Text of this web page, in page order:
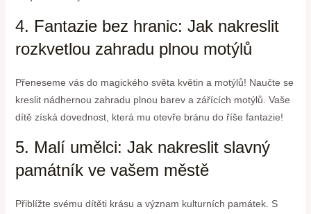
4. Fantazie bez hranic: Jak nakreslit
rozkvetlou zahradu plnou motýlů
Přeneseme vás do magického světa květin a motýlů! Naučte se
kreslit nádhernou zahradu plnou barev a zářících motýlů. Vaše
dítě získá dovednost, která mu otevře bránu do říše fantazie!
5. Malí umělci: Jak nakreslit slavný
památník ve vašem městě
Přiblížte svému dítěti krásu a význam kulturních památek. S